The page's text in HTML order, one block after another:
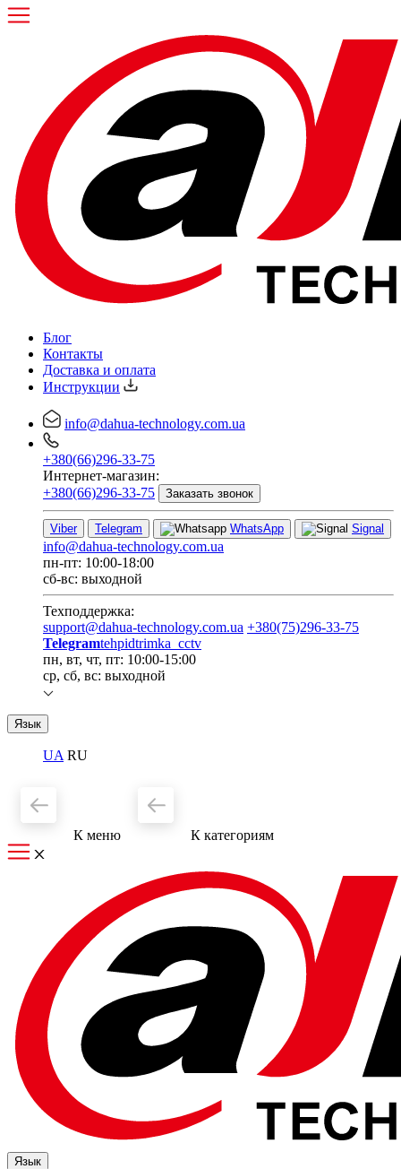
Блог
Контакты
Доставка и оплата
Инструкции
info@dahua-technology.com.ua
+380(66)296-33-75
Интернет-магазин:
+380(66)296-33-75
Заказать звонок
Viber Telegram WhatsApp Signal
info@dahua-technology.com.ua
пн-пт: 10:00-18:00
сб-вс: выходной
Техподдержка:
support@dahua-technology.com.ua +380(75)296-33-75
Telegramtehpidtrimka_cctv
пн, вт, чт, пт: 10:00-15:00
ср, сб, вс: выходной
Язык
UA RU
К меню К категориям
Язык